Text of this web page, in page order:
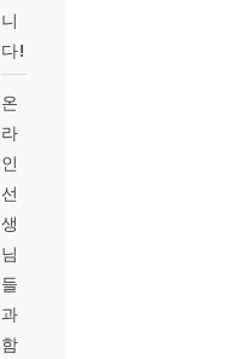
니
다!
온
라
인
선
생
님
들
과
함